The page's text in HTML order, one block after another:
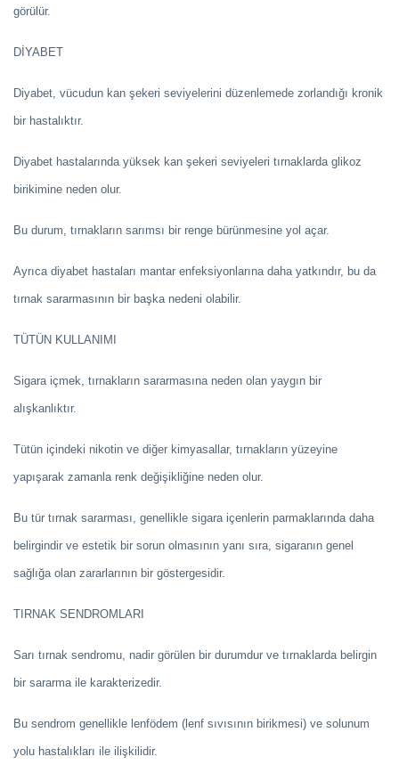
görülür.
DİYABET
Diyabet, vücudun kan şekeri seviyelerini düzenlemede zorlandığı kronik
bir hastalıktır.
Diyabet hastalarında yüksek kan şekeri seviyeleri tırnaklarda glikoz
birikimine neden olur.
Bu durum, tırnakların sarımsı bir renge bürünmesine yol açar.
Ayrıca diyabet hastaları mantar enfeksiyonlarına daha yatkındır, bu da
tırnak sararmasının bir başka nedeni olabilir.
TÜTÜN KULLANIMI
Sigara içmek, tırnakların sararmasına neden olan yaygın bir
alışkanlıktır.
Tütün içindeki nikotin ve diğer kimyasallar, tırnakların yüzeyine
yapışarak zamanla renk değişikliğine neden olur.
Bu tür tırnak sararması, genellikle sigara içenlerin parmaklarında daha
belirgindir ve estetik bir sorun olmasının yanı sıra, sigaranın genel
sağlığa olan zararlarının bir göstergesidir.
TIRNAK SENDROMLARI
Sarı tırnak sendromu, nadir görülen bir durumdur ve tırnaklarda belirgin
bir sararma ile karakterizedir.
Bu sendrom genellikle lenfödem (lenf sıvısının birikmesi) ve solunum
yolu hastalıkları ile ilişkilidir.